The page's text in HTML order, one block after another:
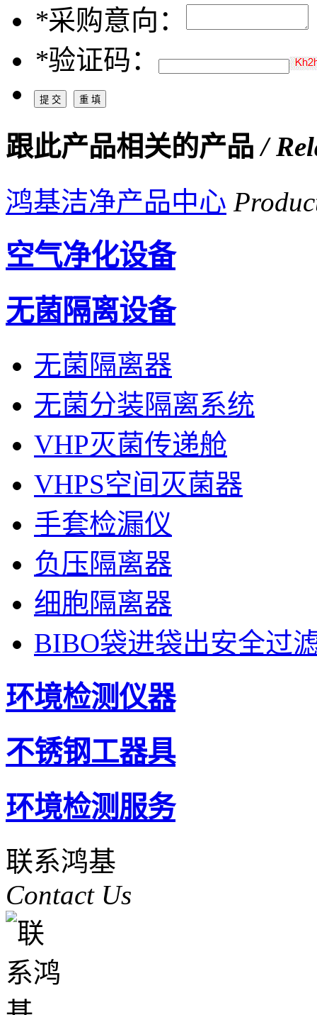
*采购意向：
*验证码：
跟此产品相关的产品/
鸿基洁净产品中心
空气净化设备
无菌隔离设备
无菌隔离器
无菌分装隔离系统
VHP灭菌传递舱
VHPS空间灭菌器
手套检漏仪
负压隔离器
细胞隔离器
BIBO袋进袋出安全过
环境检测仪器
不锈钢工器具
环境检测服务
联系鸿基
Contact Us